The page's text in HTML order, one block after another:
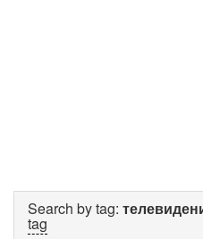
Search by tag:
tag